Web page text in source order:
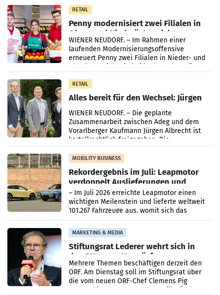
Müller-Filialen
RETAIL
Penny modernisiert zwei Filialen in
Ober- und Niederösterreich
WIENER NEUDORF. – Im Rahmen einer
laufenden Modernisierungsoffensive
erneuert Penny zwei Filialen in Nieder- und
Oberösterreich. Die beiden Standorte liegen
RETAIL
Alles bereit für den Wechsel: Jürgen
Albrecht setzt ab 1.1.2027 auf Adeg
WIENER NEUDORF. – Die geplante
Zusammenarbeit zwischen Adeg und dem
Vorarlberger Kaufmann Jürgen Albrecht ist
kartellrechtlich freigegeben: Die
Bundeswettbewerbsbehörde und der
Bundeskartellanwalt
MOBILITY BUSINESS
Rekordergebnis im Juli: Leapmotor
verdoppelt Auslieferungen und
überschreitet die 100.000er-Marke
– Im Juli 2026 erreichte Leapmotor einen
wichtigen Meilenstein und lieferte weltweit
101.267 Fahrzeuge aus, womit sich das
Ergebnis gegenüber Juli 2025 mehr als
verdoppelte (+102
MARKETING & MEDIA
Stiftungsrat Lederer wehrt sich in
den SN gegen Vorwürfe
Mehrere Themen beschäftigen derzeit den
ORF. Am Dienstag soll im Stiftungsrat über
die vom neuen ORF-Chef Clemens Pig
vorgeschlagenen Besetzungen für die